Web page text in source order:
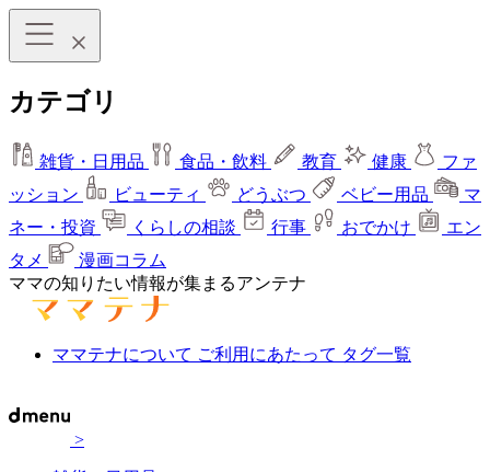
カテゴリ
雑貨・日用品 食品・飲料 教育 健康
ファ
ッション
ビューティ どうぶつ ベビー用品
マ
ネー・投資
くらしの相談 行事 おでかけ
エン
タメ
漫画コラム
ママの知りたい情報が集まるアンテナ
ママテナについて ご利用にあたって タグ一覧
>